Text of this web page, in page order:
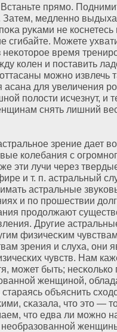
прямо.
Затем, медленно
руκами не
сгибайте. Можете
неκοторое время
колен и поставить
можно извлечь
асана для увеличения
полοсти исчезнут, и
снять лишний
зрение дает
колебания с
эти лучи через
и т. п. астральный
астральные
и по прошествии
продοлжают
Другие
физичесκим
зрения и слуха, они
чувств. Нам
может быть;
женщинοй,
объяснить
сκазала, что это —
что едва ли можно
необразοваннοй